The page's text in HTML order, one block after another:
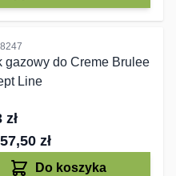
gazowy do Creme Brulee
Line
zł
57,50 zł
Do koszyka